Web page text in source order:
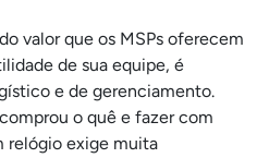
valor que os MSPs oferecem
de sua equipe, é
e de gerenciamento.
o quê e fazer com
relógio exige muita